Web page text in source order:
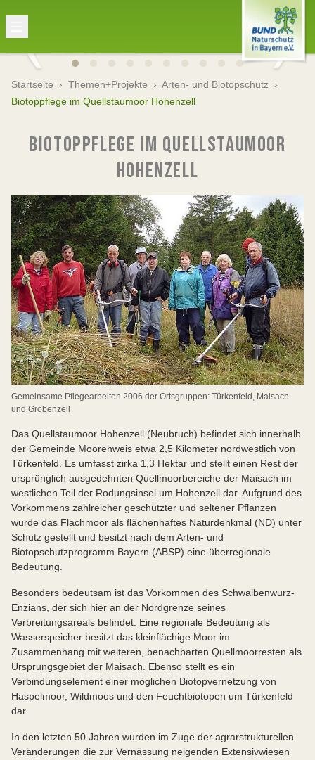
Startseite › Themen+Projekte › Arten- und Biotopschutz ›
Biotoppflege im Quellstaumoor Hohenzell
BIOTOPPFLEGE IM QUELLSTAUMOOR
HOHENZELL
Gemeinsame Pflegearbeiten 2006 der Ortsgruppen: Türkenfeld, Maisach
und Gröbenzell
Das Quellstaumoor Hohenzell (Neubruch) befindet sich innerhalb
der Gemeinde Moorenweis etwa 2,5 Kilometer nordwestlich von
Türkenfeld. Es umfasst zirka 1,3 Hektar und stellt einen Rest der
ursprünglich ausgedehnten Quellmoorbereiche der Maisach im
westlichen Teil der Rodungsinsel um Hohenzell dar. Aufgrund des
Vorkommens zahlreicher geschützter und seltener Pflanzen
wurde das Flachmoor als flächenhaftes Naturdenkmal (ND) unter
Schutz gestellt und besitzt nach dem Arten- und
Biotopschutzprogramm Bayern (ABSP) eine überregionale
Bedeutung.
Besonders bedeutsam ist das Vorkommen des Schwalbenwurz-
Enzians, der sich hier an der Nordgrenze seines
Verbreitungsareals befindet. Eine regionale Bedeutung als
Wasserspeicher besitzt das kleinflächige Moor im
Zusammenhang mit weiteren, benachbarten Quellmoorresten als
Ursprungsgebiet der Maisach. Ebenso stellt es ein
Verbindungselement einer möglichen Biotopvernetzung von
Haspelmoor, Wildmoos und den Feuchtbiotopen um Türkenfeld
dar.
In den letzten 50 Jahren wurden im Zuge der agrarstrukturellen
Veränderungen die zur Vernässung neigenden Extensivwiesen